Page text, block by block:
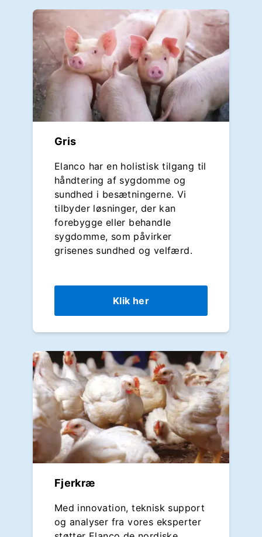
Gris
Elanco har en holistisk tilgang til
håndtering af sygdomme og
sundhed i besætningerne. Vi
tilbyder løsninger, der kan
forebygge eller behandle
sygdomme, som påvirker
grisenes sundhed og velfærd.
Klik her
Fjerkræ
Med innovation, teknisk support
og analyser fra vores eksperter